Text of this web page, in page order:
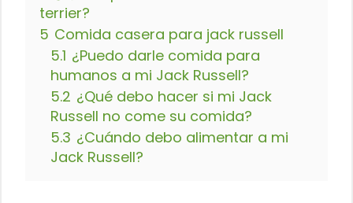
terrier?
5 Comida casera para jack russell
5.1 ¿Puedo darle comida para
humanos a mi Jack Russell?
5.2 ¿Qué debo hacer si mi Jack
Russell no come su comida?
5.3 ¿Cuándo debo alimentar a mi
Jack Russell?